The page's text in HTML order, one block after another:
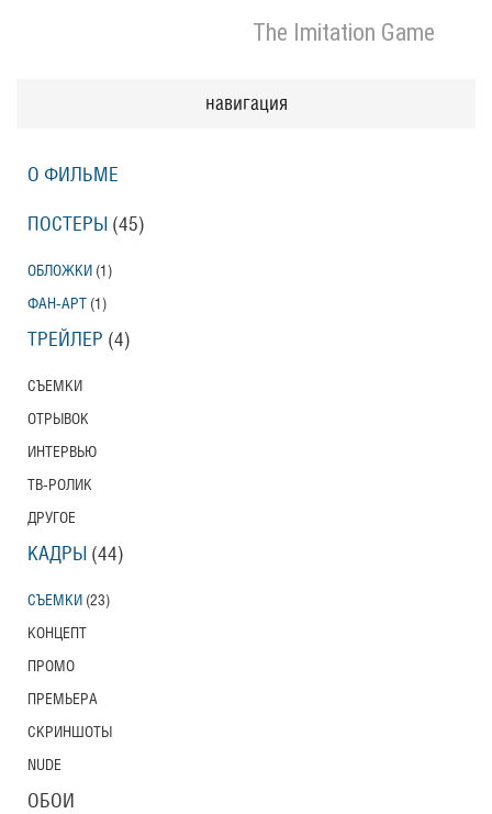
The Imitation Game
Eloise
навигация
О ФИЛЬМЕ
ПОСТЕРЫ (45)
ОБЛОЖКИ (1)
ФАН-АРТ (1)
ТРЕЙЛЕР (4)
СЪЕМКИ
ОТРЫВОК
ИНТЕРВЬЮ
ТВ-РОЛИК
ДРУГОЕ
КАДРЫ (44)
СЪЕМКИ (23)
КОНЦЕПТ
ПРОМО
ПРЕМЬЕРА
СКРИНШОТЫ
NUDE
ОБОИ